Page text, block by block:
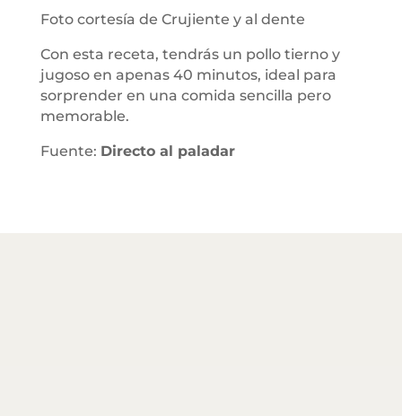
Foto cortesía de Crujiente y al dente
Con esta receta, tendrás un pollo tierno y
jugoso en apenas 40 minutos, ideal para
sorprender en una comida sencilla pero
memorable.
Fuente: Directo al paladar